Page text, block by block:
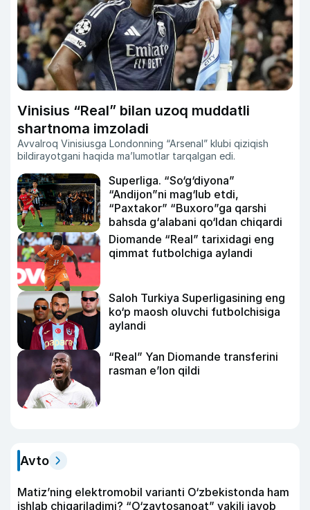
Vinisius “Real” bilan uzoq muddatli
shartnoma imzoladi
Avvalroq Vinisiusga Londonning “Arsenal” klubi qiziqish
bildirayotgani haqida ma’lumotlar tarqalgan edi.
Superliga. “So‘g‘diyona”
“Andijon”ni mag‘lub etdi,
“Paxtakor” “Buxoro”ga qarshi
bahsda g‘alabani qo‘ldan chiqardi
Diomande “Real” tarixidagi eng
qimmat futbolchiga aylandi
Saloh Turkiya Superligasining eng
ko‘p maosh oluvchi futbolchisiga
aylandi
“Real” Yan Diomande transferini
rasman e’lon qildi
Avto
Matiz’ning elektromobil varianti O‘zbekistonda ham
ishlab chiqariladimi? “O‘zavtosanoat” vakili javob